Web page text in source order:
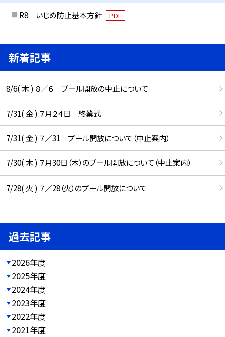
R8 いじめ防止基本方針 PDF
新着記事
8/6( 木 ) ８／６ プール開放の中止について
7/31( 金 ) ７月２４日 終業式
7/31( 金 ) ７／31 プール開放について（中止案内）
7/30( 木 ) ７月30日（木）のプール開放について（中止案内）
7/28( 火 ) ７／28（火）のプール開放について
過去記事
2026年度
2025年度
2024年度
2023年度
2022年度
2021年度